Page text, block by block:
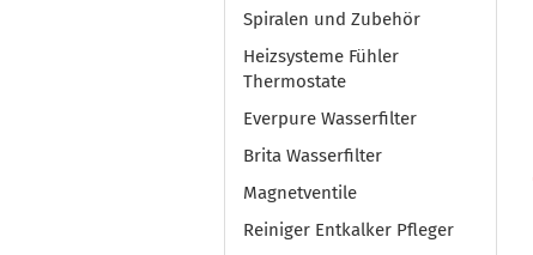
Spiralen und Zubehör
Heizsysteme Fühler
Thermostate
Everpure Wasserfilter
Brita Wasserfilter
Magnetventile
Reiniger Entkalker Pfleger